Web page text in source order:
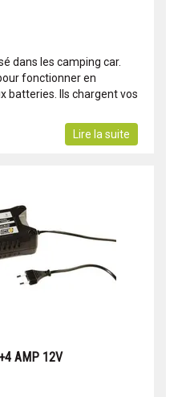
dans les camping car.
fonctionner en
batteries. Ils chargent vos
Lire la suite
AMP 12V